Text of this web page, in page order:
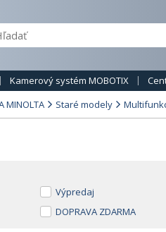
Kamerový systém MOBOTIX
MINOLTA Staré modely
Výpredaj
DOPRAVA ZDARMA